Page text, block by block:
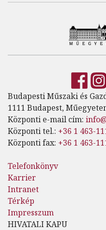
Budapesti Műszaki és
1111 Budapest,
Központi e-mail cím:
Központi tel.: +36 1 463-
Központi fax: +36 1 463-
Telefonkönyv
Karrier
Intranet
Térkép
Impresszum
HIVATALI KAPU